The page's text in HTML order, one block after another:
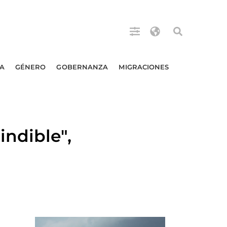
GÉNERO GOBERNANZA MIGRACIONES